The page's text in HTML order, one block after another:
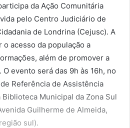
da Ação Comunitária
pelo Centro Judiciário de
de Londrina (Cejusc). A
acesso da população a
além de promover a
evento será das 9h às 16h, no
Referência de Assistência
Biblioteca Municipal da Zona Sul
Guilherme de Almeida,
sul).